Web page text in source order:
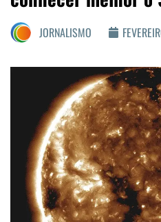
Matérias Exclusivas
JORNALISMO